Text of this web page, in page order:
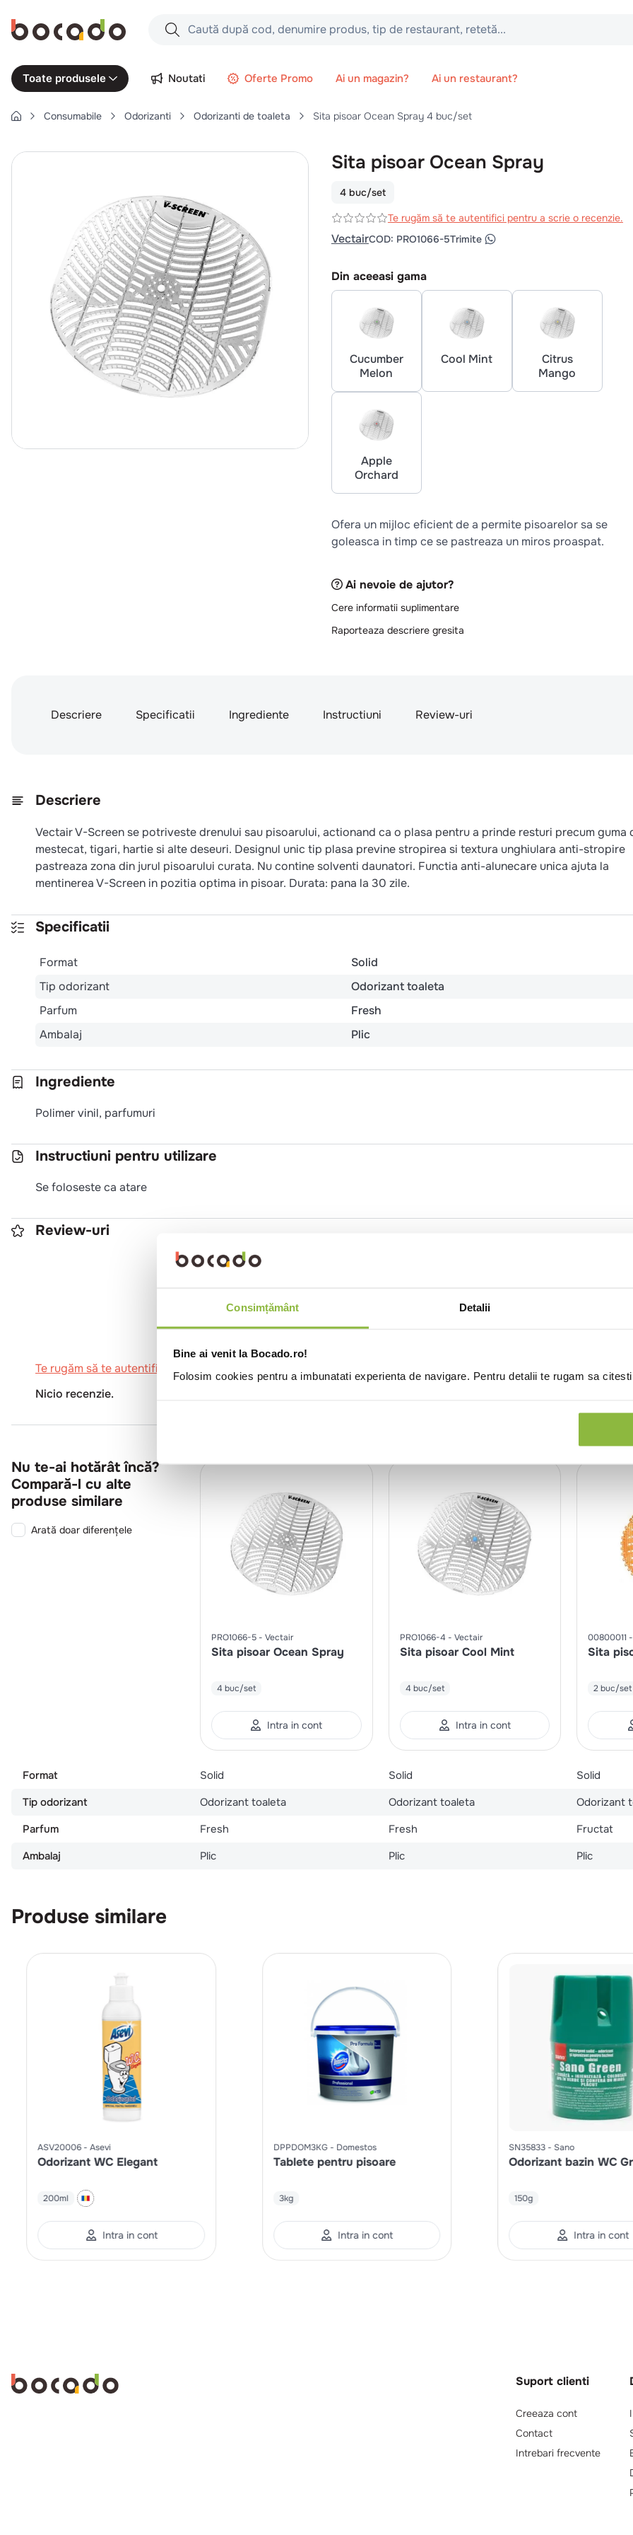
Consimțământ Detalii
Bine ai venit la Bocado.ro!
Folosim cookies pentru a imbunatati experienta de navigare. Pentru detalii te rugam sa
Caută după cod, denumire produs, tip de restaurant, retetă...
Căutări populare
3. pui
5. burger
6. coaste
7. aripi
8. ceafa
9. croissant
10.pizza
Toate produsele Noutati Oferte Promo Ai un magazin? Ai un restaurant?
Consumabile Odorizanti Odorizanti de toaleta Sita pisoar Ocean Spray 4 buc/set
Sita pisoar Ocean Spray
4 buc/set
Te rugăm să te autentifici pentru a scrie o recenzie.
VectairCOD: PRO1066-5Trimite
Din aceeasi gama
Cucumber
Melon
Cool Mint
Citrus
Mango
Apple
Orchard
Ofera un mijloc eficient de a permite pisoarelor sa se
goleasca in timp ce se pastreaza un miros proaspat.
Ai nevoie de ajutor?
Cere informatii suplimentare
Raporteaza descriere gresita
Descriere Specificatii Ingrediente Instructiuni Review-uri
Descriere
Vectair V-Screen se potriveste drenului sau pisoarului, actionand ca o plasa pentru a prinde resturi precum guma
mestecat, tigari, hartie si alte deseuri. Designul unic tip plasa previne stropirea si textura unghiulara anti-stropire
pastreaza zona din jurul pisoarului curata. Nu contine solventi daunatori. Functia anti-alunecare unica ajuta la
mentinerea V-Screen in pozitia optima in pisoar. Durata: pana la 30 zile.
Specificatii
Format
Solid
Tip odorizant
Odorizant toaleta
Parfum
Fresh
Ambalaj
Plic
Ingrediente
Polimer vinil, parfumuri
Instructiuni pentru utilizare
Se foloseste ca atare
Review-uri
0
Te rugăm să te autentifici pentru a scrie o recenzie.
Nicio recenzie.
Nu te-ai hotărât încă?
Compară-l cu alte
produse similare
Arată doar diferențele
PRO1066-5 Vectair
Sita pisoar Ocean Spray
4 buc/set
Intra in cont
PRO1066-4 Vectair
Sita pisoar Cool Mint
4 buc/set
Intra in cont
00800011
Sita
2 buc/set
Format Solid Solid
Solid
Tip odorizant
Odorizant toaleta Odorizant toaleta
Odorizant
Parfum
Fresh Fresh
Fructat
Ambalaj
Plic Plic Plic
Produse similare
ASV20006 Asevi
Odorizant WC Elegant
200ml
Intra in cont
DPPDOM3KG Domestos
Tablete pentru pisoare
3kg
Intra in cont
SN35833 Sano
Odorizant bazin WC
150g
Intra in cont
Suport clienti
Creeaza cont
Contact
Intrebari frecvente